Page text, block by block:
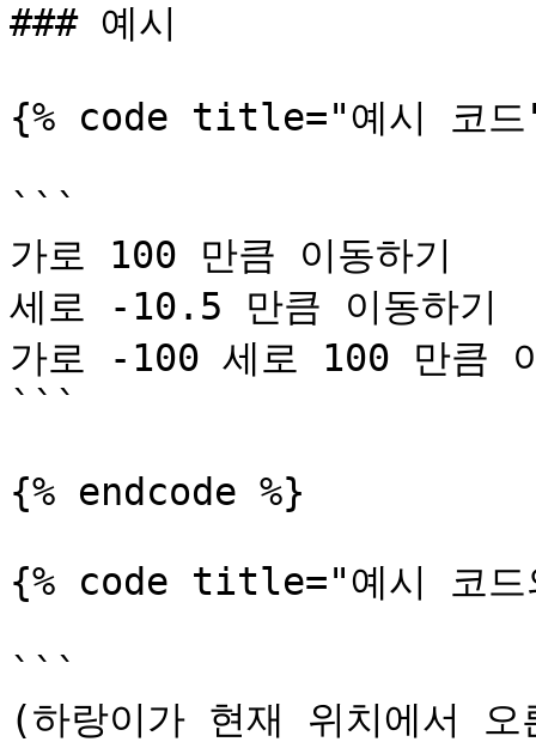
### 예시
{% code title="예시 코
```
가로 100 만큼 이동하기
세로 -10.5 만큼 이동하기
가로 -100 세로 100 만큼
```
{% endcode %}
{% code title="예시 코드
```
(하랑이가 현재 위치에서